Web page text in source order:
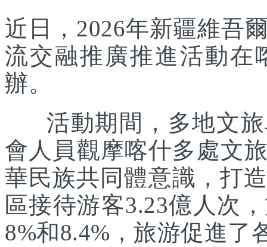
近日，2026年新疆維吾
流交融推廣推進活動在
辦。
活動期間，多地文旅
會人員觀摩喀什多處文
華民族共同體意識，打
區接待游客3.23億人次
8%和8.4%，旅游促進了